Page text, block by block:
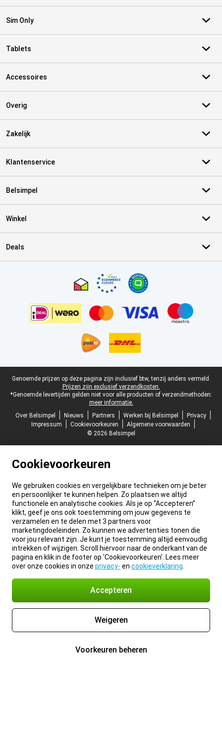
Sim Only
Tablets
Accessoires
Overig
Zakelijk
Klantenservice
Belsimpel
Winkel
Deals
Juridische voettekst
Genoemde prijzen op deze pagina zijn inclusief btw, tenzij anders vermeld.
Prijzen zijn exclusief verzendkosten.
*Genoemde levertijden gelden niet voor alle producten of verzendmethoden:
meer informatie.
Over Belsimpel
Nieuws Partners Werken bij Belsimpel
Privacy
Impressum
Cookievoorkeuren
Algemene voorwaarden
© 2026 Belsimpel
Cookievoorkeuren
We gebruiken cookies en vergelijkbare technieken om je beter
en persoonlijker te kunnen helpen. Zo plaatsen we altijd
functionele en analytische cookies. Als je op “Accepteren”
klikt, geef je ons ook toestemming om jouw gegevens te
verzamelen en te delen met 3 partners voor
marketingdoeleinden. Zo kunnen we advertenties tonen die
voor jou relevant zijn. Je kunt je toestemming altijd eenvoudig
intrekken of wijzigen. Scroll hiervoor naar de onderkant van de
pagina en klik in de footer op 'Cookievoorkeuren'. Lees meer
over onze cookies in onze privacy- en cookieverklaring
Accepteren
Weigeren
Voorkeuren beheren